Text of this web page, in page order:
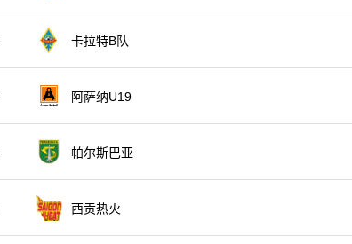
卡拉特B队
阿萨纳U19
帕尔斯巴亚
西贡热火